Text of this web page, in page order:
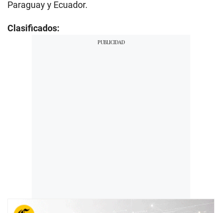
Paraguay y Ecuador.
Clasificados: